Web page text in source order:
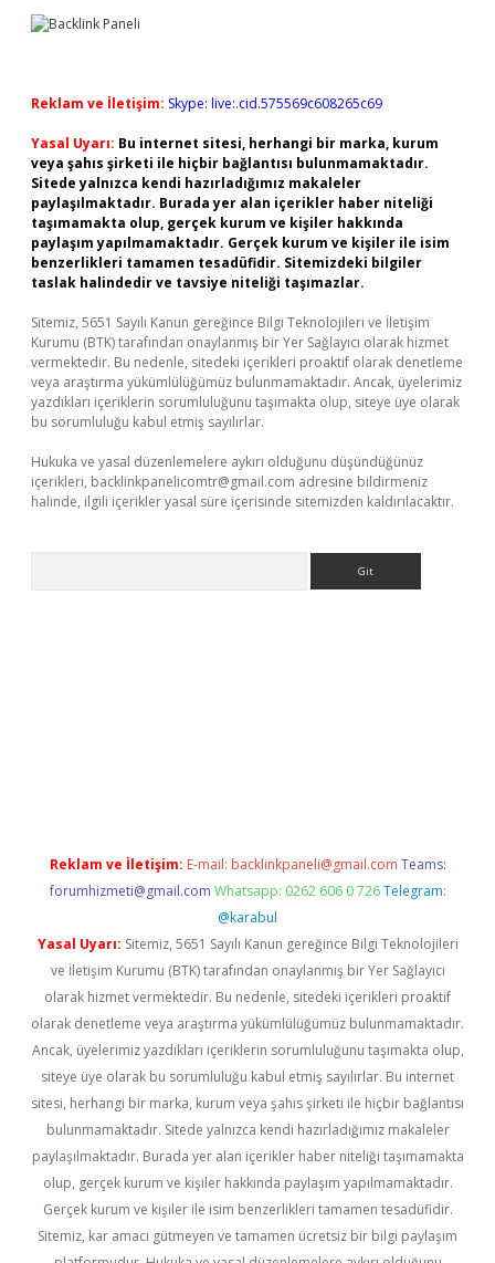
Reklam ve İletişim: Skype: live:.cid.575569c608265c69
Yasal Uyarı: Bu internet sitesi, herhangi bir marka, kurum
veya şahıs şirketi ile hiçbir bağlantısı bulunmamaktadır.
Sitede yalnızca kendi hazırladığımız makaleler
paylaşılmaktadır. Burada yer alan içerikler haber niteliği
taşımamakta olup, gerçek kurum ve kişiler hakkında
paylaşım yapılmamaktadır. Gerçek kurum ve kişiler ile isim
benzerlikleri tamamen tesadüfidir. Sitemizdeki bilgiler
taslak halindedir ve tavsiye niteliği taşımazlar.
Sitemiz, 5651 Sayılı Kanun gereğince Bilgi Teknolojileri ve İletişim
Kurumu (BTK) tarafından onaylanmış bir Yer Sağlayıcı olarak hizmet
vermektedir. Bu nedenle, sitedeki içerikleri proaktif olarak denetleme
veya araştırma yükümlülüğümüz bulunmamaktadır. Ancak, üyelerimiz
yazdıkları içeriklerin sorumluluğunu taşımakta olup, siteye üye olarak
bu sorumluluğu kabul etmiş sayılırlar.
Hukuka ve yasal düzenlemelere aykırı olduğunu düşündüğünüz
içerikleri, backlinkpanelicomtr@gmail.com adresine bildirmeniz
halinde, ilgili içerikler yasal süre içerisinde sitemizden kaldırılacaktır.
Reklam ve İletişim: E-mail: backlinkpaneli@gmail.com Teams:
forumhizmeti@gmail.com Whatsapp: 0262 606 0 726 Telegram:
@karabul
Yasal Uyarı: Sitemiz, 5651 Sayılı Kanun gereğince Bilgi Teknolojileri
ve İletişim Kurumu (BTK) tarafından onaylanmış bir Yer Sağlayıcı
olarak hizmet vermektedir. Bu nedenle, sitedeki içerikleri proaktif
olarak denetleme veya araştırma yükümlülüğümüz bulunmamaktadır.
Ancak, üyelerimiz yazdıkları içeriklerin sorumluluğunu taşımakta olup,
siteye üye olarak bu sorumluluğu kabul etmiş sayılırlar. Bu internet
sitesi, herhangi bir marka, kurum veya şahıs şirketi ile hiçbir bağlantısı
bulunmamaktadır. Sitede yalnızca kendi hazırladığımız makaleler
paylaşılmaktadır. Burada yer alan içerikler haber niteliği taşımamakta
olup, gerçek kurum ve kişiler hakkında paylaşım yapılmamaktadır.
Gerçek kurum ve kişiler ile isim benzerlikleri tamamen tesadüfidir.
Sitemiz, kar amacı gütmeyen ve tamamen ücretsiz bir bilgi paylaşım